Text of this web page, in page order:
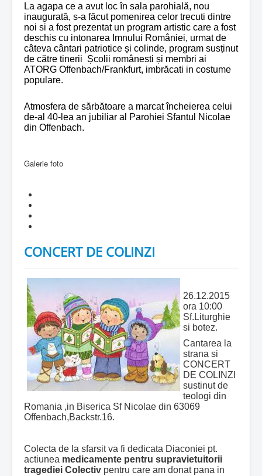
La agapa ce a avut loc în sala parohială, nou
inaugurată, s-a făcut pomenirea celor trecuti dintre
noi si a fost prezentat un program artistic care a fost
deschis cu intonarea Imnului României, urmat de
câteva cântari patriotice și colinde, program susținut
de către tinerii Școlii românesti și membri ai
ATORG Offenbach/Frankfurt, imbrăcati in costume
populare.
Atmosfera de sărbătoare a marcat încheierea celui
de-al 40-lea an jubiliar al Parohiei Sfantul Nicolae
din Offenbach.
Galerie foto
CONCERT DE COLINZI
26.12.2015
ora 10:00
Sf.Liturghie
si botez.
Cantarea la
strana si
CONCERT
DE COLINZI
sustinut de
teologi din
Romania ,in Biserica Sf Nicolae din 63069
Offenbach,Backstr.16.
Colecta de la sfarsit va fi dedicata Diaconiei pt.
actiunea medicamente pentru supravietuitorii
tragediei Colectiv pentru care am donat pana in